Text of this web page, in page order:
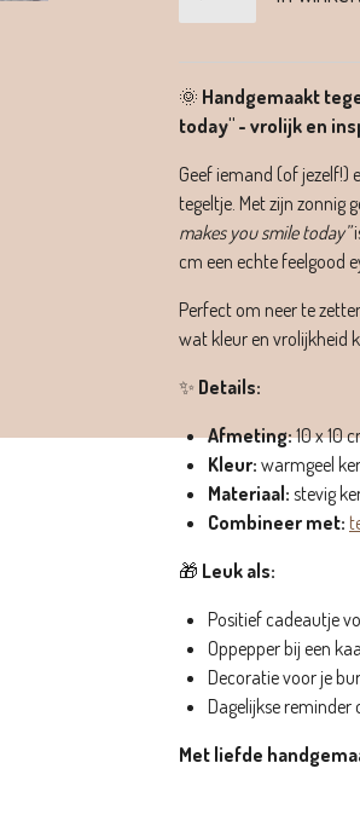
🌞 Handgemaakt
today" - vrolijk en
Geef iemand (of jezelf!)
tegeltje. Met zijn zonnig
makes you smile today”
cm een echte feelgood
Perfect om neer te
wat kleur en vrolijkheid
✨ Details:
Afmeting:10 x 10
Kleur: warmgeel
Materiaal: stevig
Combineer met:
🎁 Leuk als:
Positief cadeautje
Oppepper bij een
Decoratie voor je
Dagelijkse
Met liefde